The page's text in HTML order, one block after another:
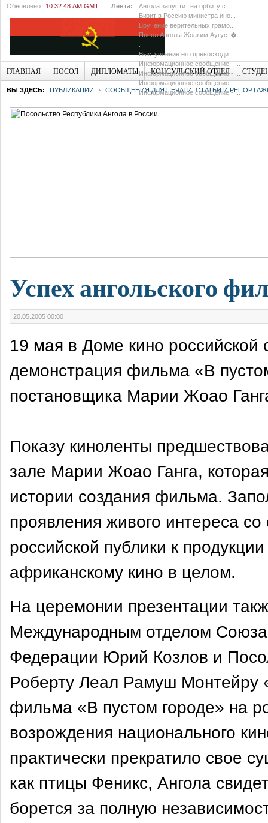
Обновлено: 10:32:48 AM GMT Лента:
Ангола запустит на орбиту с...
Визит в Россию министра ино...
Вручение верительных грамо...
Посол Анголы Жоаким Аугуст�...
Выступление его превосходи...
Информационное сообщение - ...
Информационное сообщение - ...
Информационное сообщение - ...
Информационное сообщение - ...
ГЛАВНАЯ ПОСОЛ ДИПЛОМАТЫ КОНСУЛЬСКИЙ ОТДЕЛ
ВЫ ЗДЕСЬ: ПУБЛИКАЦИИ СООБЩЕНИЯ ДЛЯ ПЕЧАТИ, СТАТЬИ И
Успех ангольского
20.05.2005 00:00
19 мая в Доме кино
демонстрация фильма «В
постановщика Марии Жоао
Показу киноленты
зале Марии Жоао Ганга,
истории создания фильма.
проявления живого интереса
российской публики к
африканскому кино в целом.
На церемонии презентации
Международным отделом Союза
Федерации Юрий Козлов и
Роберту Леал Рамуш Монтейру
фильма «В пустом городе» на
возрождения национального
практически прекратило свое
как птицы Феникс, Ангола
борется за полную